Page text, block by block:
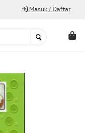
Masuk / Daftar